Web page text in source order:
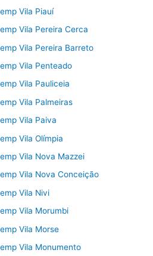
Vila Piauí
Vila Pereira Cerca
Vila Pereira Barreto
Vila Penteado
Vila Pauliceia
Vila Palmeiras
Vila Paiva
Vila Olímpia
Vila Nova Mazzei
Vila Nova Conceição
Vila Nivi
Vila Morumbi
Vila Morse
Vila Monumento